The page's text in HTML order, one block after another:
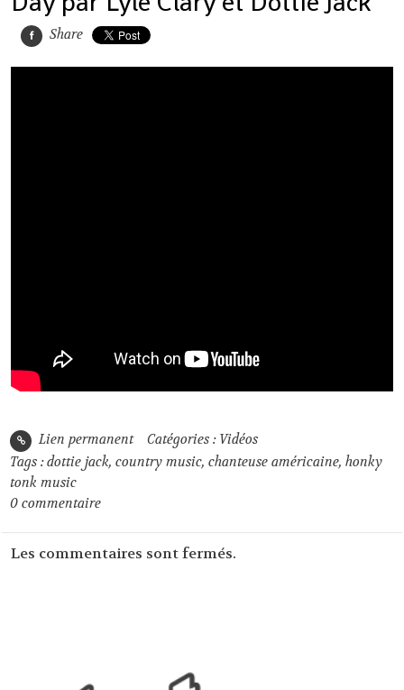
Share
Lien permanent Catégories : Vidéos
Tags :dottie jack,country music,chanteuse américaine,honky
tonk music
0 commentaire
Les commentaires sont fermés.